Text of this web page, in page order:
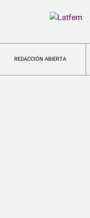
REDACCIÓN ABIERTA